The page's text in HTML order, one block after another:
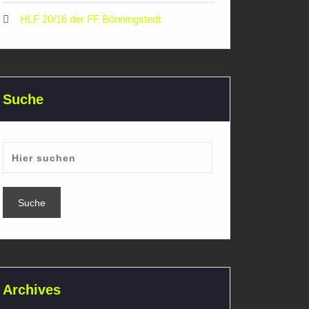
HLF 20/16 der FF Bönningstedt
Suche
Archives